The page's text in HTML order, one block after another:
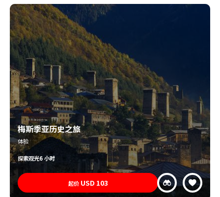
梅斯季亚历史之旅
体验
探索观光6 小时
起价 USD 103